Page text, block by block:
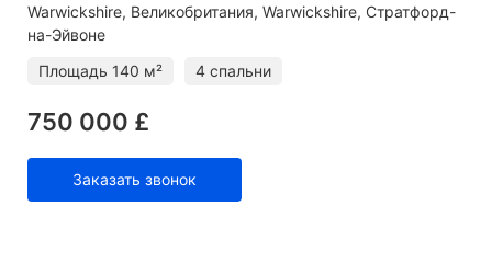
Warwickshire Великобритания, Warwickshire, Стратфорд-
на-Эйвоне
Площадь 140 м² 4 спальни
750 000 £
Заказать звонок